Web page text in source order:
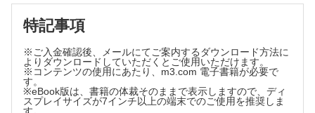
連載
脳と神経の医学の歴史
細胞のメカニズムと神経疾患
［生殖に関連する新しい神経内分泌機構 7］
生後発達，加齢に伴う生殖神経内分泌制御機構の変化 國村
有弓 他
特記事項
※ご入金確認後、メールにてご案内するダウンロード方法に
よりダウンロードしていただくとご使用いただけます。
※コンテンツの使用にあたり、m3.com 電子書籍が必要で
す。
※eBook版は、書籍の体裁そのままで表示しますので、ディ
スプレイサイズが7インチ以上の端末でのご使用を推奨しま